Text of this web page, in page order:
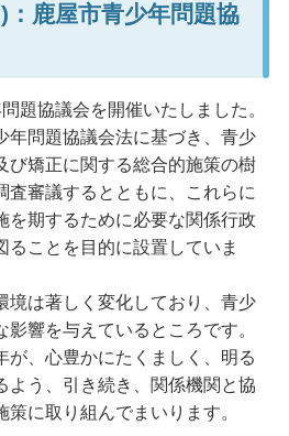
鹿屋市青少年問題協
題協議会を開催いたしました。
年問題協議会法に基づき、青少
び矯正に関する総合的施策の樹
査審議するとともに、これらに
を期するために必要な関係行政
ることを目的に設置していま
境は著しく変化しており、青少
響を与えているところです。
が、心豊かにたくましく、明る
よう、引き続き、関係機関と協
に取り組んでまいります。